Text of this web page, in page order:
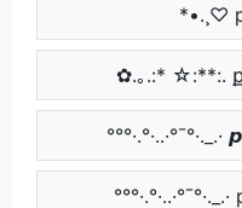
*•.¸♡
✿.｡.:* ☆:**:.